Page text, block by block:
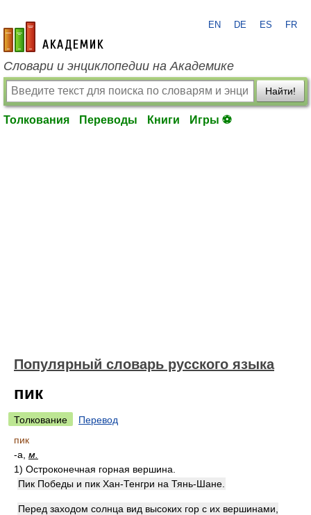
academic.ru
EN DE ES FR
Словари и энциклопедии на Академике
Найти!
Толкования Переводы Книги Игры ⚽
Популярный словарь русского языка
пик
Толкование
Перевод
пик
-а, м.
1) Остроконечная горная вершина.
Пик Победы и пик Хан-Тенгри на Тянь-Шане.
Перед заходом солнца вид высоких гор с их вершинами,